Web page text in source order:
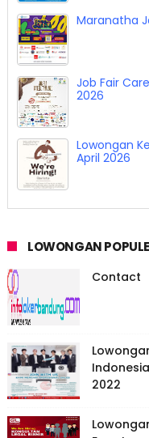
Lowongan
Maranatha
Job Fair
2026
LOWONGAN
Contact
2022